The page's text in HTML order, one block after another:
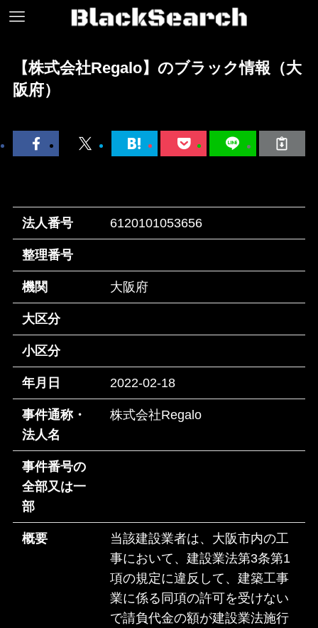
【株式会社Regalo】のブラック情報（大
阪府）
法人番号 6120101053656
整理番号
機関 大阪府
大区分
小区分
年月日 2022-02-18
事件通称・
法人名
株式会社Regalo
事件番号の
全部又は一
部
概要
当該建設業者は、大阪市内の工
事において、建設業法第3条第1
項の規定に違反して、建築工事
業に係る同項の許可を受けない
で請負代金の額が建設業法施行